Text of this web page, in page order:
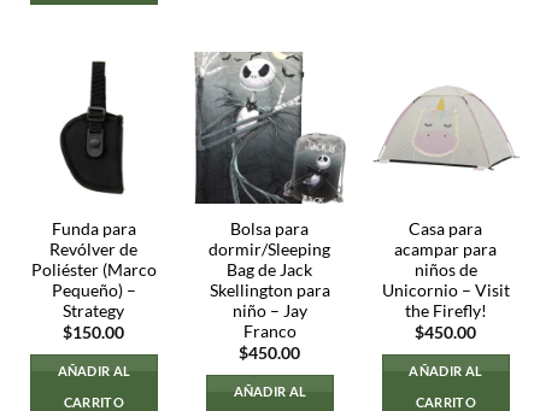
Funda para
Revólver de
Poliéster (Marco
Pequeño) –
Strategy
$150.00
AÑADIR AL
CARRITO
Bolsa para
dormir/Sleeping
Bag de Jack
Skellington para
niño – Jay
Franco
$450.00
AÑADIR AL
Casa para
acampar para
niños de
Unicornio – Visit
the Firefly!
$450.00
AÑADIR AL
CARRITO